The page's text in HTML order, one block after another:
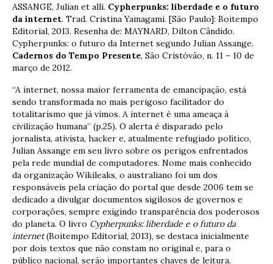
ASSANGE, Julian et alli. Cypherpunks: liberdade e o futuro
da internet. Trad. Cristina Yamagami. [São Paulo]: Boitempo
Editorial, 2013. Resenha de: MAYNARD, Dilton Cândido.
Cypherpunks: o futuro da Internet segundo Julian Assange.
Cadernos do Tempo Presente, São Cristóvão, n. 11 – 10 de
março de 2012.
“A internet, nossa maior ferramenta de emancipação, está
sendo transformada no mais perigoso facilitador do
totalitarismo que já vimos. A internet é uma ameaça à
civilização humana” (p.25). O alerta é disparado pelo
jornalista, ativista, hacker e, atualmente refugiado político,
Julian Assange em seu livro sobre os perigos enfrentados
pela rede mundial de computadores. Nome mais conhecido
da organização Wikileaks, o australiano foi um dos
responsáveis pela criação do portal que desde 2006 tem se
dedicado a divulgar documentos sigilosos de governos e
corporações, sempre exigindo transparência dos poderosos
do planeta. O livro Cypherpunks: liberdade e o futuro da
internet(Boitempo Editorial, 2013), se destaca inicialmente
por dois textos que não constam no original e, para o
público nacional, serão importantes chaves de leitura.